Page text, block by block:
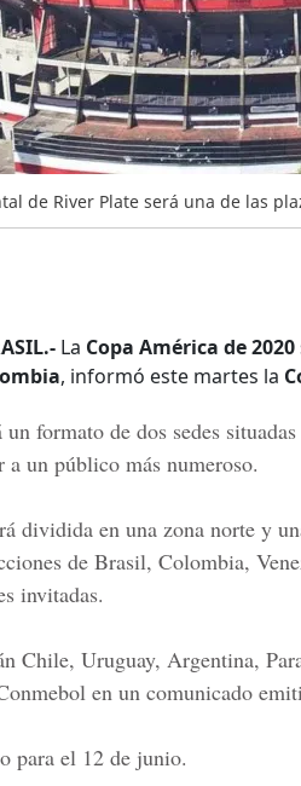
de River Plate será una de las
La Copa América de 2020
, informó este martes la
formato de dos sedes
a un público más numeroso.
dividida en una zona norte y
de Brasil, Colombia,
invitadas.
Chile, Uruguay, Argentina,
en un comunicado
para el 12 de junio.